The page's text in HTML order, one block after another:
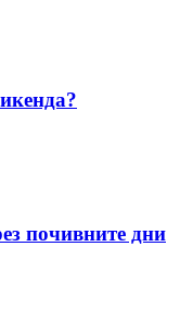
почивните дни